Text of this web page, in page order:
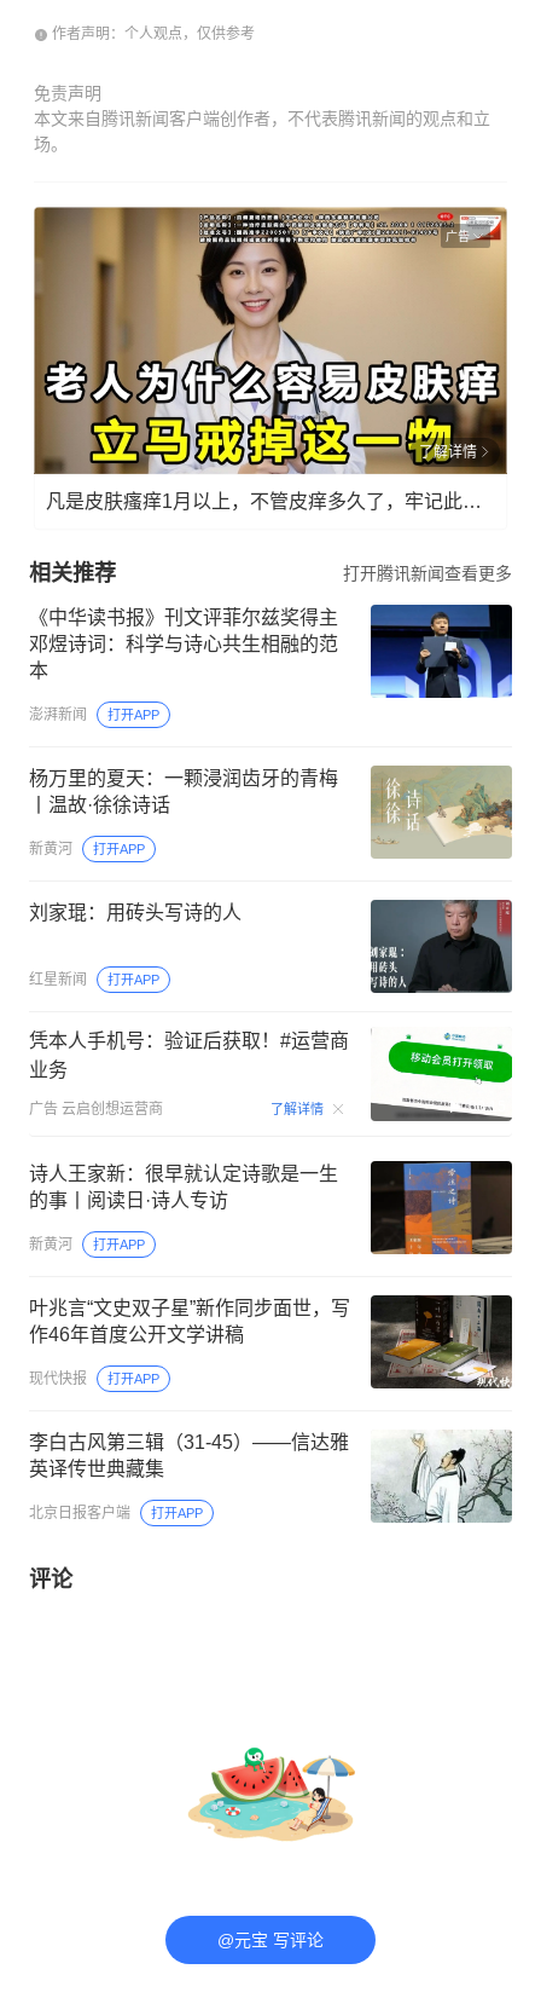
作者声明：个人观点，仅供参考
免责声明
本文来自腾讯新闻客户端创作者，不代表腾讯新闻的观点和立
场。
广告
了解详情
凡是皮肤瘙痒1月以上，不管皮痒多久了，牢记此法，快！准！狠！
相关推荐 打开腾讯新闻查看更多
《中华读书报》刊文评菲尔兹奖得主
邓煜诗词：科学与诗心共生相融的范
本
澎湃新闻 打开APP
杨万里的夏天：一颗浸润齿牙的青梅
丨温故·徐徐诗话
新黄河 打开APP
刘家琨：用砖头写诗的人
红星新闻 打开APP
凭本人手机号：验证后获取！#运营商
业务
广告 云启创想运营商 了解详情 00:15
诗人王家新：很早就认定诗歌是一生
的事丨阅读日·诗人专访
新黄河 打开APP
叶兆言“文史双子星”新作同步面世，写
作46年首度公开文学讲稿
现代快报 打开APP
李白古风第三辑（31-45）——信达雅
英译传世典藏集
北京日报客户端 打开APP
评论
@元宝 写评论